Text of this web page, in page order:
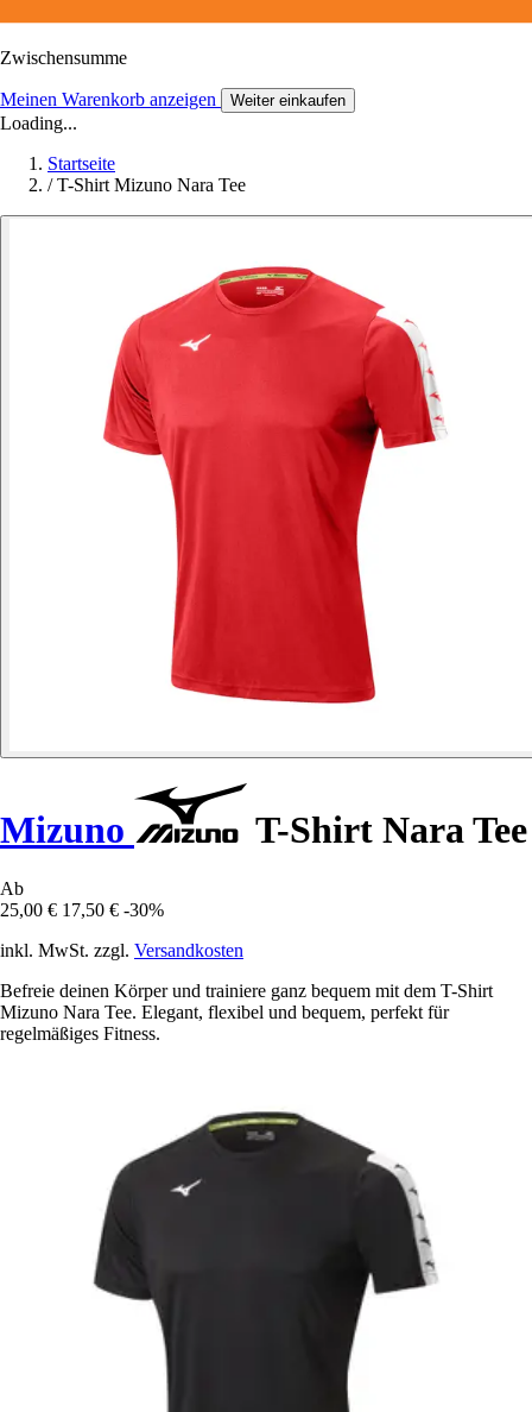
Zwischensumme
Meinen Warenkorb anzeigen Weiter einkaufen
Loading...
Startseite
/ T-Shirt Mizuno Nara Tee
Mizuno T-Shirt Nara Tee
Ab
25,00 € 17,50 € -30%
inkl. MwSt. zzgl. Versandkosten
Befreie deinen Körper und trainiere ganz bequem mit dem T-Shirt
Mizuno Nara Tee. Elegant, flexibel und bequem, perfekt für
regelmäßiges Fitness.